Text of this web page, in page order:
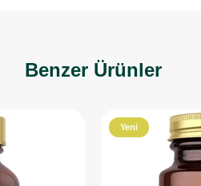
Benzer Ürünler
Yeni